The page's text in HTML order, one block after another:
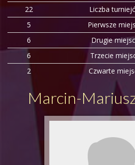
22
Liczba
5
Pierwsze
6
Drugie
6
Trzecie
2
Czwarte
Marcin-